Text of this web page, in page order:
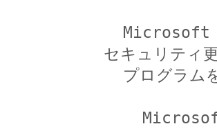
セキュリティ